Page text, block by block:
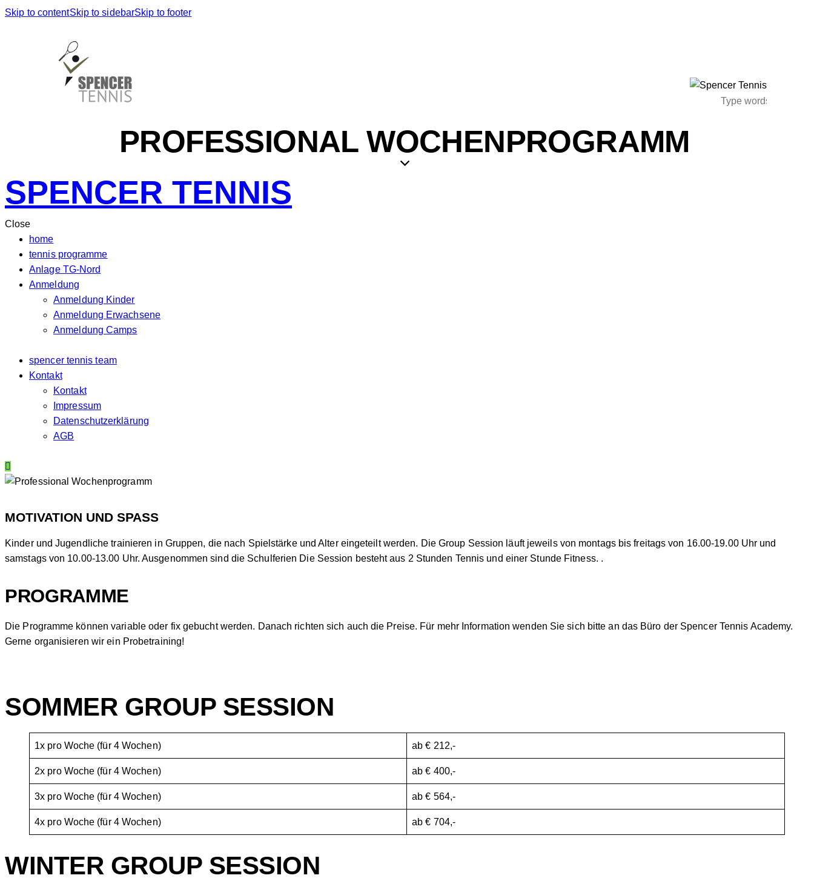
Skip to contentSkip to sidebarSkip to footer
PROFESSIONAL WOCHENPROGRAMM
SPENCER TENNIS
Close
home
tennis programme
Anlage TG-Nord
Anmeldung
Anmeldung Kinder
Anmeldung Erwachsene
Anmeldung Camps
spencer tennis team
Kontakt
Kontakt
Impressum
Datenschutzerklärung
AGB
MOTIVATION UND SPASS
Kinder und Jugendliche trainieren in Gruppen, die nach Spielstärke und Alter eingeteilt werden. Die Group Session läuft jeweils von montags bis freitags von 16.00-19.00 Uhr und
samstags von 10.00-13.00 Uhr. Ausgenommen sind die Schulferien Die Session besteht aus 2 Stunden Tennis und einer Stunde Fitness. .
PROGRAMME
Die Programme können variable oder fix gebucht werden. Danach richten sich auch die Preise. Für mehr Information wenden Sie sich bitte an das Büro der Spencer Tennis Academy.
Gerne organisieren wir ein Probetraining!
SOMMER GROUP SESSION
1x pro Woche (für 4 Wochen) ab € 212,-
2x pro Woche (für 4 Wochen) ab € 400,-
3x pro Woche (für 4 Wochen) ab € 564,-
4x pro Woche (für 4 Wochen) ab € 704,-
WINTER GROUP SESSION